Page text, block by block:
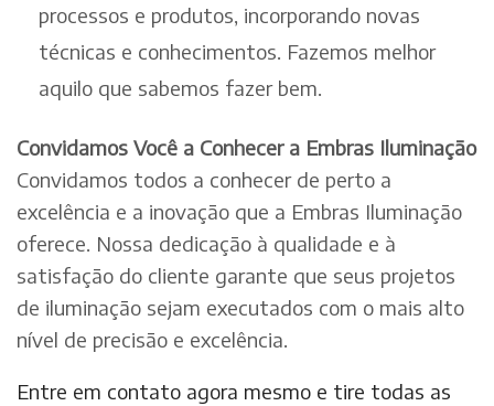
processos e produtos, incorporando novas
técnicas e conhecimentos. Fazemos melhor
aquilo que sabemos fazer bem.
Convidamos Você a Conhecer a Embras Iluminação
Convidamos todos a conhecer de perto a
excelência e a inovação que a Embras Iluminação
oferece. Nossa dedicação à qualidade e à
satisfação do cliente garante que seus projetos
de iluminação sejam executados com o mais alto
nível de precisão e excelência.
Entre em contato agora mesmo e tire todas as